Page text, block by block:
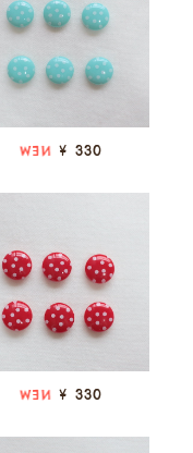
NEW ¥ 330
NEW ¥ 330